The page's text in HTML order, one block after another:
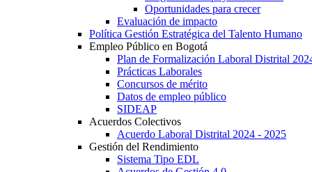
Oportunidades para crecer
Evaluación de impacto
Política Gestión Estratégica del Talento Humano
Empleo Público en Bogotá
Plan de Formalización Laboral Distrital
Prácticas Laborales
Concursos de mérito
Datos de empleo público
SIDEAP
Acuerdos Colectivos
Acuerdo Laboral Distrital 2024 - 2025
Gestión del Rendimiento
Sistema Tipo EDL